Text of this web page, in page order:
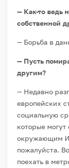
— Как-то ведь
собственной
— Борьба в
— Пусть
другим?
— Недавно
европейских
социальную
которые могут
окружающим
пожалуйста.
поехать в